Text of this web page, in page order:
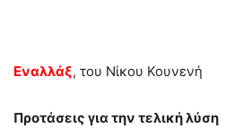
Εναλλάξ, του Νίκου Κουνενή
Προτάσεις για την τελική λύση